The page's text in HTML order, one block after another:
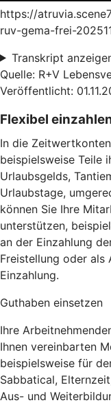
https://
ruv-gema-frei-
Transkript
Quelle: R+V
Veröffentlicht:
Flexibel
In die
beispielsweise Teile
Urlaubsgelds,
Urlaubstage,
können Sie Ihre
unterstützen,
an der Einzahlung
Freistellung oder als
Einzahlung.
Guthaben einsetzen
Ihre
Ihnen vereinbarten
beispielsweise für
Sabbatical,
Aus- und